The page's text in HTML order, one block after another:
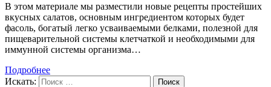
В этом материале мы разместили новые рецепты простейших
вкусных салатов, основным ингредиентом которых будет
фасоль, богатый легко усваиваемыми белками, полезной для
пищеварительной системы клетчаткой и необходимыми для
иммунной системы организма…
Подробнее
Искать:
Поиск